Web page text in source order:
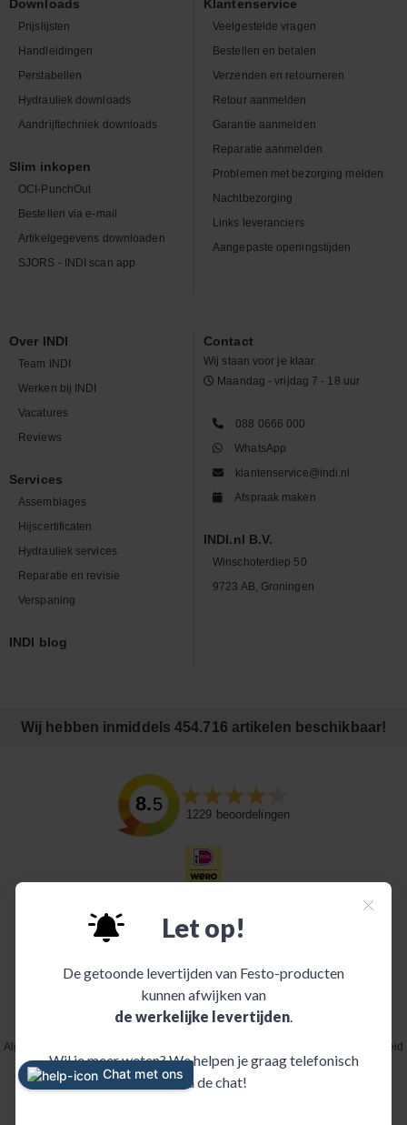
Downloads
Prijslijsten
Handleidingen
Perstabellen
Hydrauliek downloads
Aandrijftechniek downloads
Slim inkopen
OCI-PunchOut
Bestellen via e-mail
Artikelgegevens downloaden
SJORS - INDI scan app
Klantenservice
Veelgestelde vragen
Bestellen en betalen
Verzenden en retourneren
Retour aanmelden
Garantie aanmelden
Reparatie aanmelden
Problemen met bezorging melden
Nachtbezorging
Links leveranciers
Aangepaste openingstijden
Over INDI
Team INDI
Werken bij INDI
Vacatures
Reviews
Services
Assemblages
Hijscertificaten
Hydrauliek services
Reparatie en revisie
Verspaning
INDI blog
Contact
Wij staan voor je klaar.
Maandag - vrijdag 7 - 18 uur
088 0666 000
WhatsApp
klantenservice@indi.nl
Afspraak maken
INDI.nl B.V.
Winschoterdiep 50
9723 AB, Groningen
Wij hebben inmiddels 454.716 artikelen beschikbaar!
8.5
1229 beoordelingen
Algemene voorwaarden
Privacybeleid
|
Cookiebeleid |Informatie over INDI